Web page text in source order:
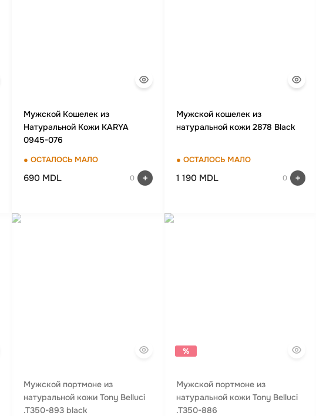
Мужской Кошелек из
Натуральной Кожи KARYA
0945-076
● ОСТАЛОСЬ МАЛО
690 MDL 0
Мужской кошелек из
натуральной кожи 2878 Black
● ОСТАЛОСЬ МАЛО
1 190 MDL 0
Мужской портмоне из
натуральной кожи Tony Belluci
.T350-893 black
%
Мужской портмоне из
натуральной кожи Tony Belluci
.T350-886